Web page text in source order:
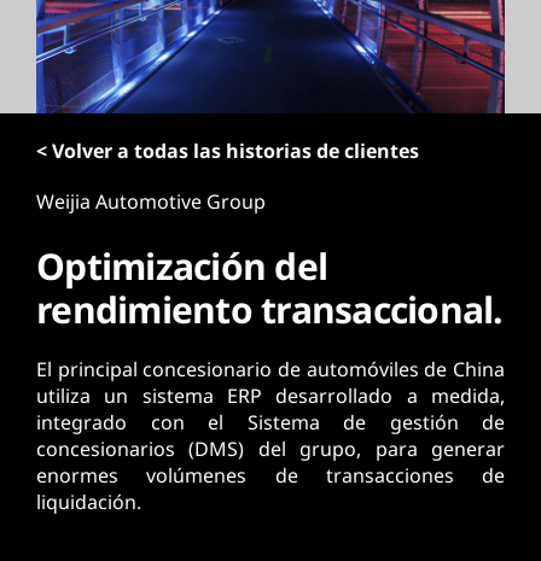
< Volver a todas las historias de clientes
Weijia Automotive Group
Optimización del
rendimiento transaccional.
El principal concesionario de automóviles de China
utiliza un sistema ERP desarrollado a medida,
integrado con el Sistema de gestión de
concesionarios (DMS) del grupo, para generar
enormes volúmenes de transacciones de
liquidación.